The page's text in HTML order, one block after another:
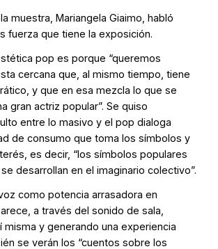
muestra, Mariangela Giaimo, habló
fuerza que tiene la exposición.
pop es porque “queremos
cercana que, al mismo tiempo, tiene
y que en esa mezcla lo que se
gran actriz popular”. Se quiso
entre lo masivo y el pop dialoga
de consumo que toma los símbolos y
es decir, “los símbolos populares
desarrollan en el imaginario colectivo”.
como potencia arrasadora en
a través del sonido de sala,
misma y generando una experiencia
se verán los “cuentos sobre los